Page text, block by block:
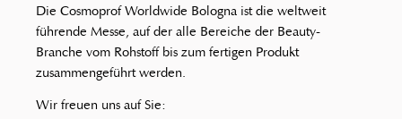
Die Cosmoprof Worldwide Bologna ist die weltweit
führende Messe, auf der alle Bereiche der Beauty-
Branche vom Rohstoff bis zum fertigen Produkt
zusammengeführt werden.
Wir freuen uns auf Sie: